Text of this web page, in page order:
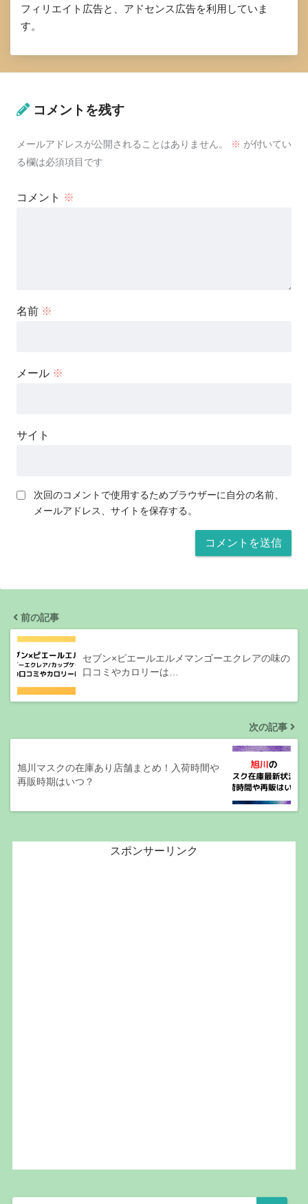
フィリエイト広告と、アドセンス広告を利用していま
す。
コメントを残す
メールアドレスが公開されることはありません。 ※ が付いてい
る欄は必須項目です
コメント ※
名前 ※
メール ※
サイト
次回のコメントで使用するためブラウザーに自分の名前、
メールアドレス、サイトを保存する。
前の記事
セブン×ピエールエルメマンゴーエクレアの味の
口コミやカロリーは…
次の記事
旭川マスクの在庫あり店舗まとめ！入荷時間や
再販時期はいつ？
スポンサーリンク